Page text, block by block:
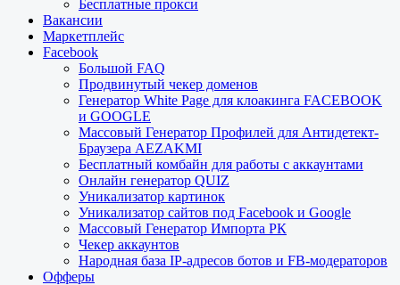
Бесплатные прокси
Вакансии
Маркетплейс
Facebook
Большой FAQ
Продвинутый чекер доменов
Генератор White Page для клоакинга FACEBOOK
и GOOGLE
Массовый Генератор Профилей для Антидетект-
Браузера AEZAKMI
Бесплатный комбайн для работы с аккаунтами
Онлайн генератор QUIZ
Уникализатор картинок
Уникализатор сайтов под Facebook и Google
Массовый Генератор Импорта РК
Чекер аккаунтов
Народная база IP-адресов ботов и FB-модераторов
Офферы